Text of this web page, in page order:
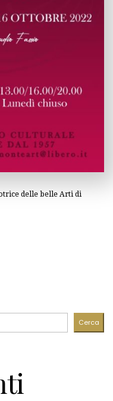
delle belle Arti di
Cerca